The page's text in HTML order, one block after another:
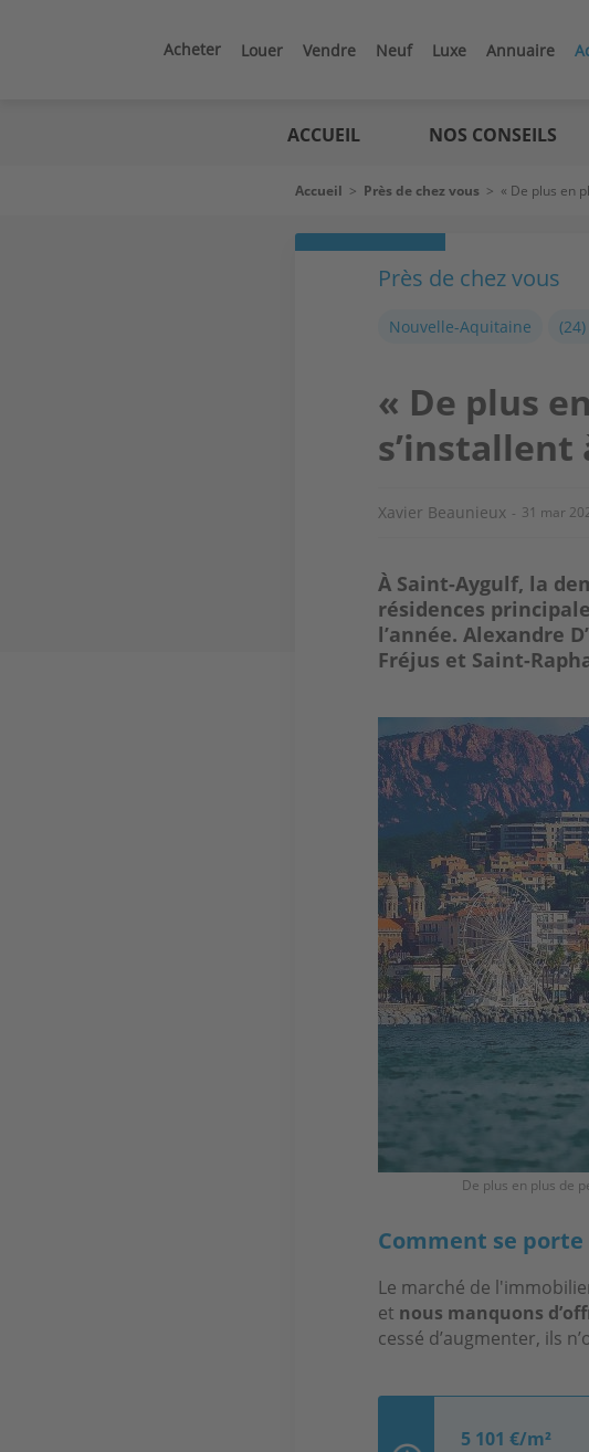
Acheter Louer Vendre Neuf Luxe Annuaire
ACCUEIL NOS CONSEILS
Fil
Accueil > Près de chez vous > « De plus en
Près de chez vous
Nouvelle-Aquitaine
« De plus
s’installent
Xavier Beaunieux 31 mar
À Saint-Aygulf, la
résidences
l’année. Alexandre
Fréjus et Saint-
Image
De plus en plus de
Comment se
Le marché de
et nous manquons
cessé d’augmenter, ils
5 101 €/m²